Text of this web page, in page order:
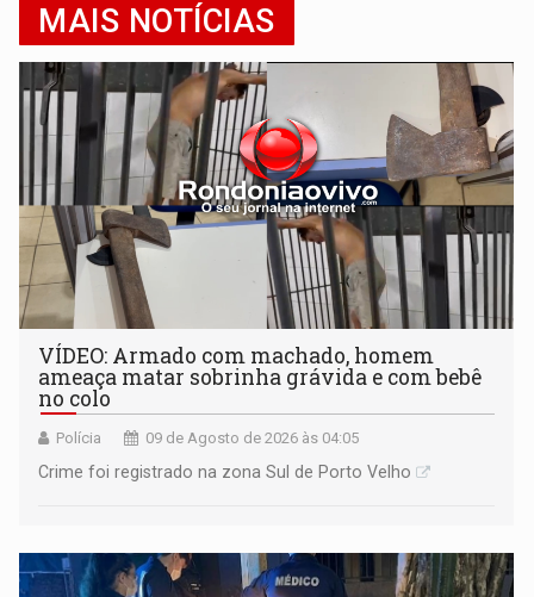
MAIS NOTÍCIAS
VÍDEO: Armado com machado, homem
ameaça matar sobrinha grávida e com bebê
no colo
Polícia 09 de Agosto de 2026 às 04:05
Crime foi registrado na zona Sul de Porto Velho